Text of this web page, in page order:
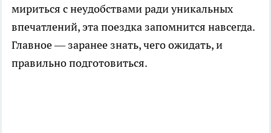
мириться с неудобствами ради уникальных
впечатлений, эта поездка запомнится навсегда.
Главное — заранее знать, чего ожидать, и
правильно подготовиться.